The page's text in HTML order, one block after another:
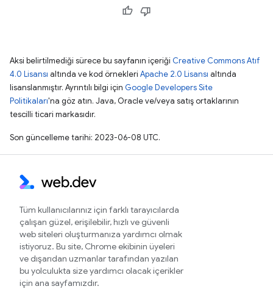
Aksi belirtilmediği sürece bu sayfanın içeriği Creative Commons Atıf
4.0 Lisansı altında ve kod örnekleri Apache 2.0 Lisansı altında
lisanslanmıştır. Ayrıntılı bilgi için Google Developers Site
Politikaları'na göz atın. Java, Oracle ve/veya satış ortaklarının
tescilli ticari markasıdır.
Son güncelleme tarihi: 2023-06-08 UTC.
Tüm kullanıcılarınız için farklı tarayıcılarda
çalışan güzel, erişilebilir, hızlı ve güvenli
web siteleri oluşturmanıza yardımcı olmak
istiyoruz. Bu site, Chrome ekibinin üyeleri
ve dışarıdan uzmanlar tarafından yazılan
bu yolculukta size yardımcı olacak içerikler
için ana sayfamızdır.